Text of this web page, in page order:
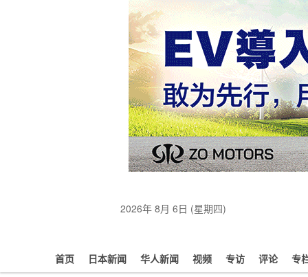
2026年 8月 6日 (星期四)
首页 日本新闻 华人新闻 视频 专访 评论 专